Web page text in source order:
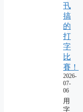
卂
搞
的
打
字
比
賽！
2026-
07-
06
用
字